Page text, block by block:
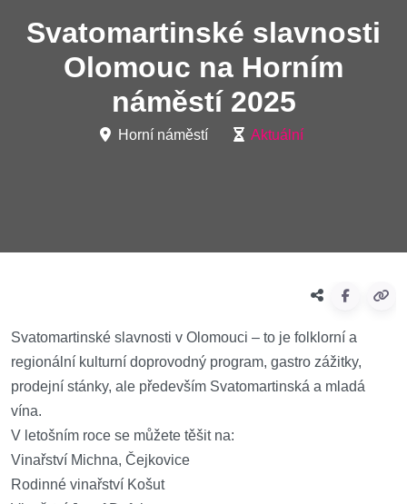
Svatomartinské slavnosti
Olomouc na Horním
náměstí 2025
Horní náměstí Aktuální
Svatomartinské slavnosti v Olomouci – to je folklorní a
regionální kulturní doprovodný program, gastro zážitky,
prodejní stánky, ale především Svatomartinská a mladá
vína.
V letošním roce se můžete těšit na:
Vinařství Michna, Čejkovice
Rodinné vinařství Košut